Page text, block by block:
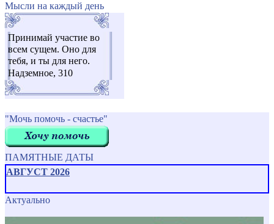
Мысли на каждый день
Принимай участие во
всем сущем. Оно для
тебя, и ты для него.
Надземное, 310
"Мочь помочь - счастье"
ПАМЯТНЫЕ ДАТЫ
АВГУСТ 2026
Актуально